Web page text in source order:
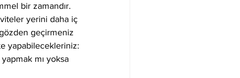
bir zamandır.
yerini daha iç
geçirmeniz
yapabilecekleriniz:
mı yoksa